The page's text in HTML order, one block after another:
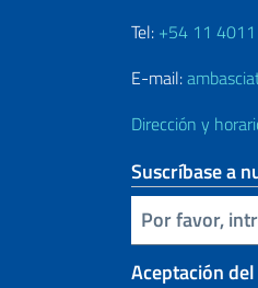
Tel: +54 11
E-mail:
Dirección y
Suscríbase a
Inserta tu correo electronico
Aceptación del